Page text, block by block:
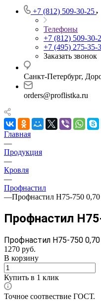
+7 (812) 509-30-25
Телефоны
+7 (812) 509-30-
+7 (495) 275-35-
Заказать звонок
Санкт-Петербург,
orders@proflistka.ru
Главная
—
Продукция
—
Кровля
—
Профнастил
—Профнастил Н75-750
Профнастил
Профнастил Н75-750
1270 руб.
В корзину
Купить в 1 клик
Точное соотвествие ГОСТ.